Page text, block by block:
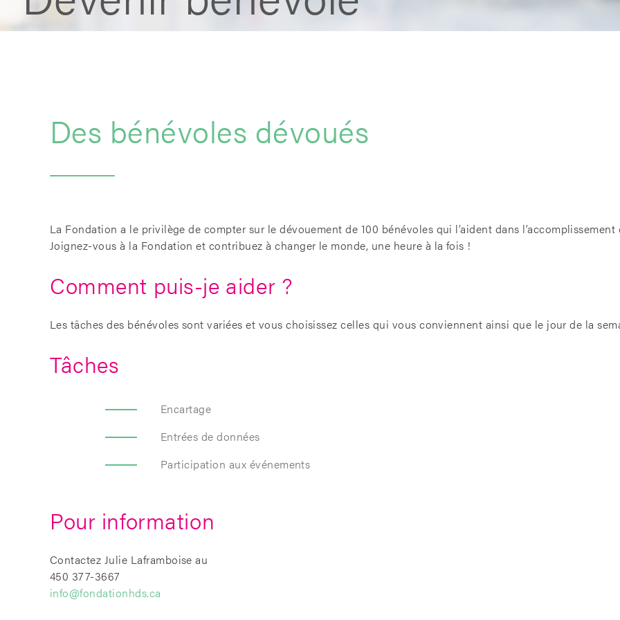
Des bénévoles dévoués
La Fondation a le privilège de compter sur le dévouement de 100 bénévoles qui l’aident dans l’accomplissement
Joignez-vous à la Fondation et contribuez à changer le monde, une heure à la fois !
Comment puis-je aider ?
Les tâches des bénévoles sont variées et vous choisissez celles qui vous conviennent ainsi que le jour de la
Tâches
Encartage
Entrées de données
Participation aux événements
Pour information
Contactez Julie Laframboise au
450 377-3667
info@fondationhds.ca